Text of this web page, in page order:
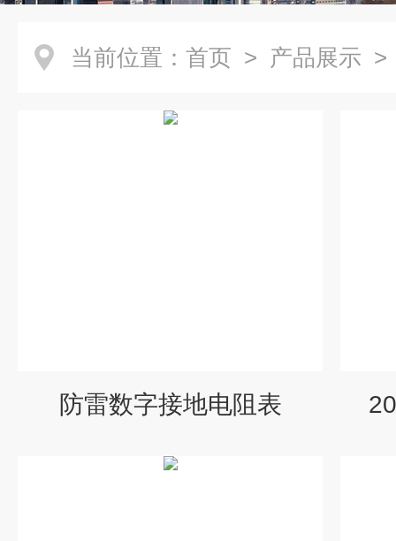
当前位置： 首页 > 产品展示
防雷数字接地电阻表